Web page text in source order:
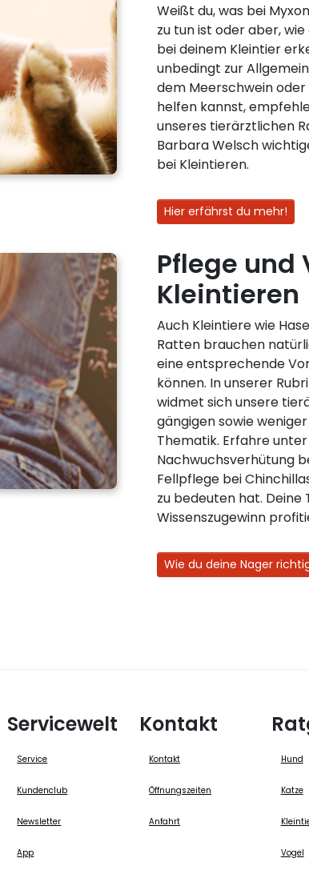
Weißt du, was bei
zu tun ist oder aber,
bei deinem Kleintier
unbedingt zur
dem Meerschwein
helfen kannst,
unseres tierärztlichen
Barbara Welsch
bei Kleintieren.
Hier erfährst du mehr!
Pflege und
Kleintieren
Auch Kleintiere wie
Ratten brauchen
eine entsprechende
können. In unserer
widmet sich unsere
gängigen sowie
Thematik. Erfahre
Nachwuchsverhütung
Fellpflege bei
zu bedeuten hat.
Wissenszugewinn
Wie du deine Nager
Servicewelt
Service
Kundenclub
Newsletter
App
Kontakt
Kontakt
Öffnungszeiten
Anfahrt
Hund
Katze
Vogel